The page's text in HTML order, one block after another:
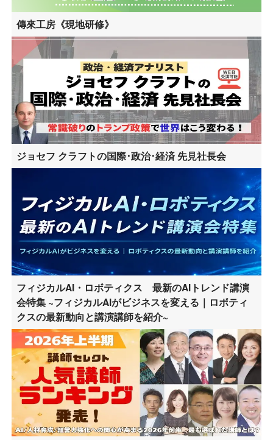
傳來工房《現地研修》
ジョセフ クラフトの国際･政治･経済 先見社長会
フィジカルAI・ロボティクス 最新のAIトレンド講演
会特集 ~フィジカルAIがビジネスを変える｜ロボティ
クスの最新動向と講演講師を紹介~